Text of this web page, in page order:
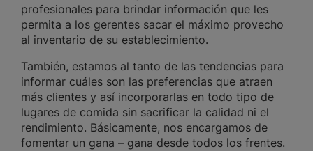
profesionales para brindar información que les
permita a los gerentes sacar el máximo provecho
al inventario de su establecimiento.
También, estamos al tanto de las tendencias para
informar cuáles son las preferencias que atraen
más clientes y así incorporarlas en todo tipo de
lugares de comida sin sacrificar la calidad ni el
rendimiento. Básicamente, nos encargamos de
fomentar un gana – gana desde todos los frentes.